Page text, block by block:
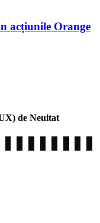
acțiunile Orange
de Neuitat